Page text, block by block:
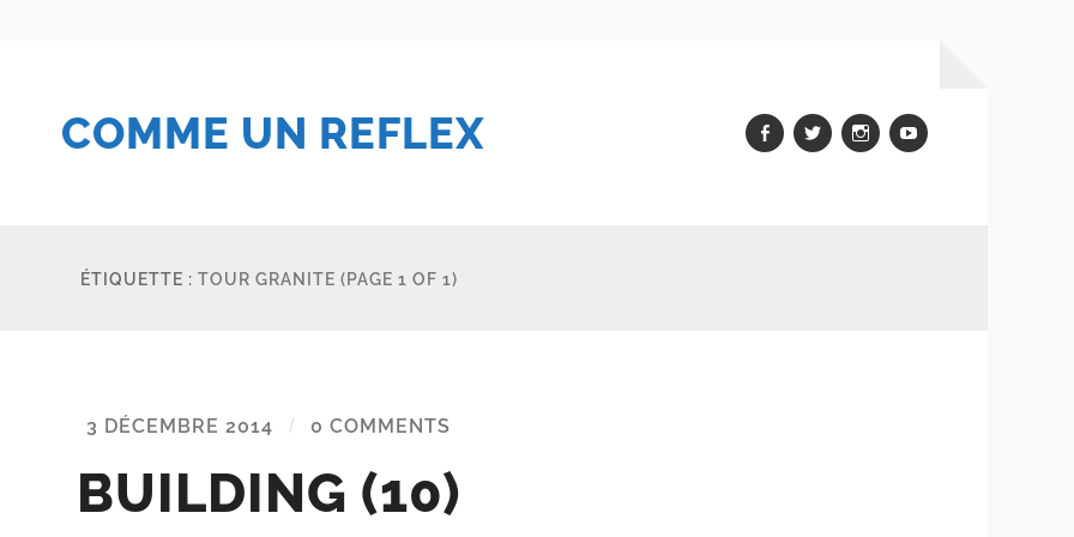
COMME UN REFLEX Facebook
TwitterInstagram
youtube
ÉTIQUETTE : TOUR GRANITE (PAGE 1 OF 1)
3 DÉCEMBRE 2014 / 0 COMMENTS
BUILDING (10)